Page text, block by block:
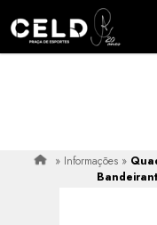
» Informações »